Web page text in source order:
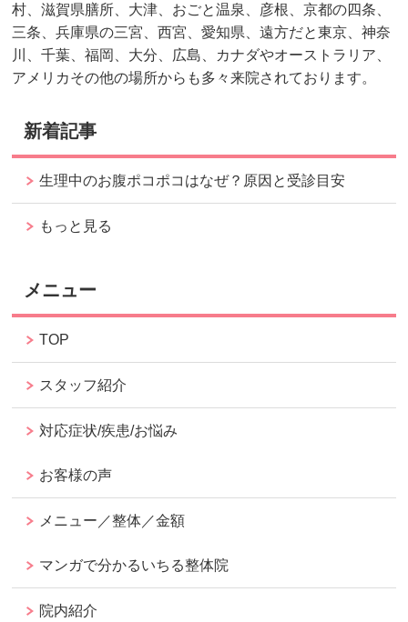
村、滋賀県膳所、大津、おごと温泉、彦根、京都の四条、
三条、兵庫県の三宮、西宮、愛知県、遠方だと東京、神奈
川、千葉、福岡、大分、広島、カナダやオーストラリア、
アメリカその他の場所からも多々来院されております。
新着記事
生理中のお腹ポコポコはなぜ？原因と受診目安
もっと見る
メニュー
TOP
スタッフ紹介
対応症状/疾患/お悩み
お客様の声
メニュー／整体／金額
マンガで分かるいちる整体院
院内紹介